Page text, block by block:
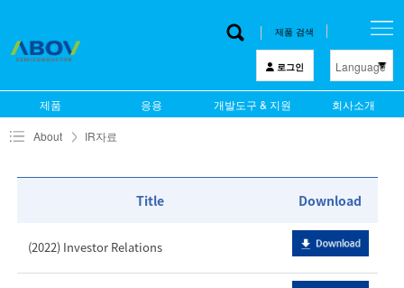
제품 검색
로그인 Language
English
제품 응용 개발도구 & 지원 회사소개
About IR자료
Title Download
(2022) Investor Relations